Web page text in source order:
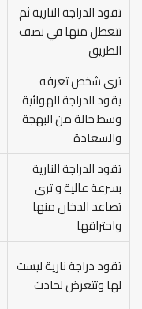
تقود الدراجة النارية ثم
تتعطل منها في نصف
الطريق
ترى شخص تعرفه
يقود الدراجة الهوائية
وسط حالة من البهجة
والسعادة
تقود الدراجة النارية
بسرعة عالية و ترى
تصاعد الدخان منها
واحتراقها
تقود دراجة نارية ليست
لها وتتعرض لحادث